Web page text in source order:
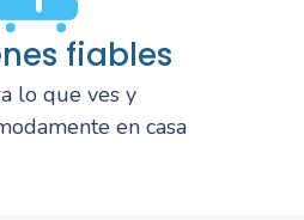
fiables
lo que ves y
en casa